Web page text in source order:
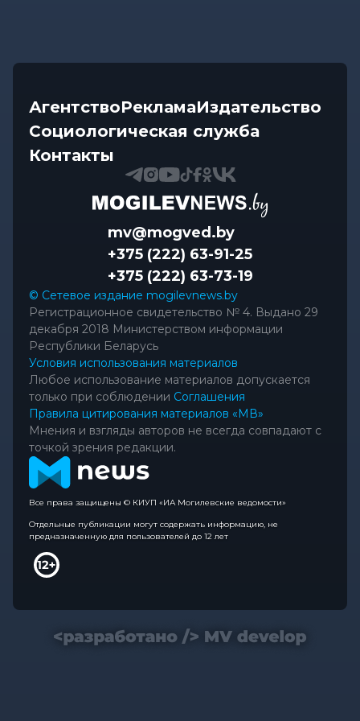
АгентствоРекламаИздательство
Социологическая служба
Контакты
mv@mogved.by
+375 (222) 63-91-25
+375 (222) 63-73-19
© Сетевое издание mogilevnews.by
Регистрационное свидетельство № 4. Выдано 29
декабря 2018 Министерством информации
Республики Беларусь
Условия использования материалов
Любое использование материалов допускается
только при соблюдении Соглашения
Правила цитирования материалов «МВ»
Мнения и взгляды авторов не всегда совпадают с
точкой зрения редакции.
Все права защищены © КИУП «ИА Могилевские ведомости»
Отдельные публикации могут содержать информацию, не
предназначенную для пользователей до 12 лет